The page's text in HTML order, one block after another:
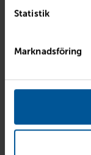
Statistik
Marknadsföring
Örebro
449 750kr